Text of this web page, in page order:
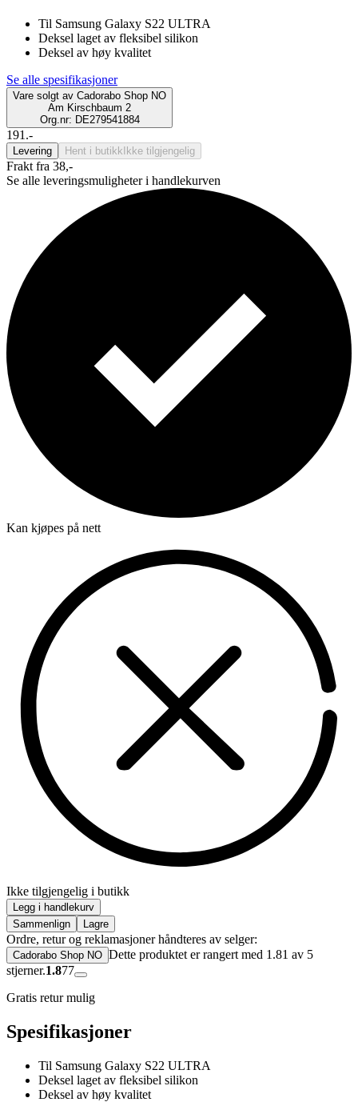
Til Samsung Galaxy S22 ULTRA
Deksel laget av fleksibel silikon
Deksel av høy kvalitet
Se alle spesifikasjoner
Vare solgt av Cadorabo Shop NO
Am Kirschbaum 2
Org.nr: DE279541884
191.-
Levering Hent i butikk Ikke tilgjengelig
Frakt fra 38,-
Se alle leveringsmuligheter i handlekurven
Kan kjøpes på nett
Ikke tilgjengelig i butikk
Legg i handlekurv
Sammenlign
Lagre
Ordre, retur og reklamasjoner håndteres av selger:
Cadorabo Shop NO Dette produktet er rangert med 1.81 av 5
stjerner.1.877
Gratis retur mulig
Spesifikasjoner
Til Samsung Galaxy S22 ULTRA
Deksel laget av fleksibel silikon
Deksel av høy kvalitet